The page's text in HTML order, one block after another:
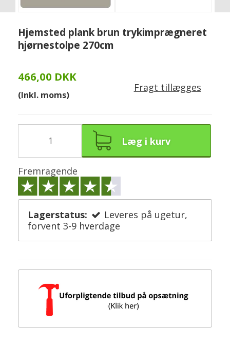
Hjemsted plank brun trykimprægneret
hjørnestolpe 270cm
466,00 DKK
(Inkl. moms)
Fragt tillægges
Læg i kurv
Fremragende
Lagerstatus:
Leveres på ugetur,
forvent 3-9 hverdage